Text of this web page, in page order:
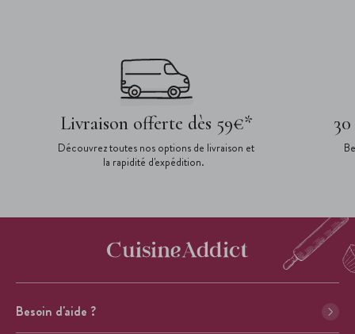
Livraison offerte dès 59€*
Découvrez toutes nos options de livraison et
la rapidité d'expédition.
Besoin d'aide ?